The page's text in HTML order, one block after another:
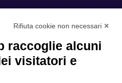
Rifiuta cookie non necessari ✕
raccoglie alcuni
visitatori e